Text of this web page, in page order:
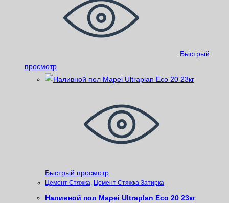
Быстрый
просмотр
Быстрый просмотр
Цемент Стяжка, Цемент Стяжка Затирка
Наливной пол Mapei Ultraplan Eco 20 23кг